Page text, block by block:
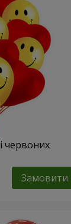
червоних
Замовити